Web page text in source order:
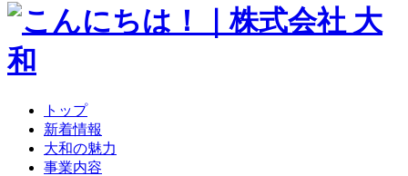
テ
ツ
へ
トップ
新着情報
大和の魅力
事業内容